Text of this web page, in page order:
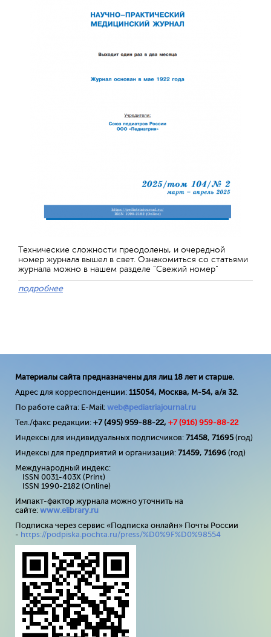
Технические сложности преодолены, и очередной
номер журнала вышел в свет. Ознакомиться со статьями
журнала можно в нашем разделе "Свежий номер"
подробнее
Материалы сайта предназначены для лиц 18 лет и старше.
Адрес для корреспонденции: 115054, Москва, М-54, а/я 32.
По работе сайта: E-Mail: web@pediatriajournal.ru
Тел./факс редакции: +7 (495) 959-88-22, +7 (916) 959-88-22
Индексы для индивидуальных подписчиков: 71458, 71695(год)
Индексы для предприятий и организаций: 71459, 71696 (год)
Международный индекс:
ISSN 0031-403X (Print)
ISSN 1990-2182 (Online)
Импакт-фактор журнала можно уточнить на
сайте: www.elibrary.ru
Подписка через сервис «Подписка онлайн» Почты России
- https://podpiska.pochta.ru/press/%D0%9F%D0%98554